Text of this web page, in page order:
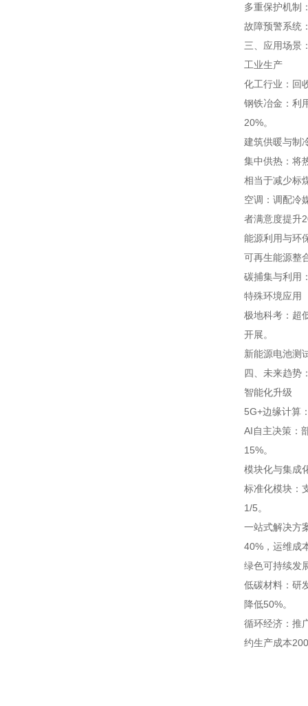
多重保护机制
故障预警系统
三、应用场景
工业生产
化工行业：回
钢铁冶金：利
20%。
建筑供暖与制
集中供热：将
相当于减少标
空调：调配冷
者满意度提升
能源利用与环
可再生能源整
碳捕集与利用
特殊环境应用
极地科考：超
开展。
新能源电池测
四、未来趋势
智能化升级
5G+边缘计算
AI自主决策：
15%。
模块化与集成
标准化模块：
1/5。
一站式解决方
40%，运维成
绿色可持续发
低碳材料：研
降低50%。
循环经济：推
约生产成本